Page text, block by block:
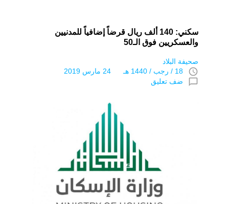
سكني: 140 ألف ريال قرضاً إضافياً للمدنيين
والعسكريين فوق الـ50
صحيفة البلاد
access_time 18 / رجب / 1440 هـ 24 مارس 2019
chat_bubble_outline ضف تعليق